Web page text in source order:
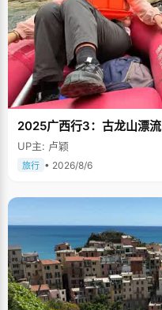
2025广西行3：古龙山漂流
UP主: 卢颖
旅行 • 2026/8/6